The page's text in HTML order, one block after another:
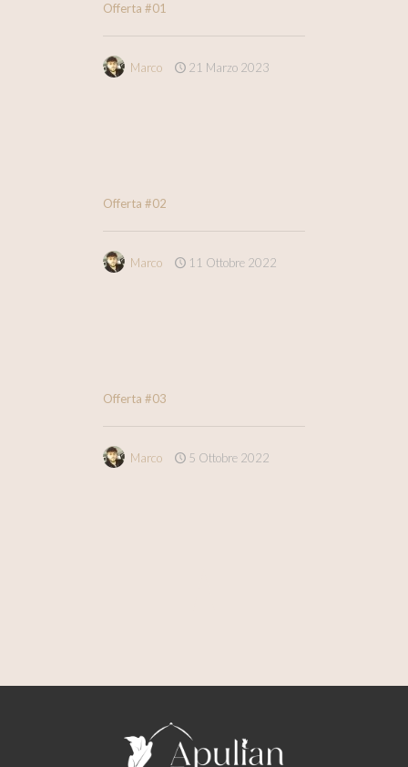
Offerta #01
Marco 21 Marzo 2023
Offerta #02
Marco 11 Ottobre 2022
Offerta #03
Marco 5 Ottobre 2022